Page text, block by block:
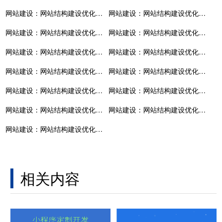
网站建设：网站结构建设优化有哪些方式
网站建设：网站结构建设优化有哪些方式
网站建设：网站结构建设优化有哪些方式
网站建设：网站结构建设优化有哪些方式
网站建设：网站结构建设优化有哪些方式
网站建设：网站结构建设优化有哪些方式
网站建设：网站结构建设优化有哪些方式
网站建设：网站结构建设优化有哪些方式
网站建设：网站结构建设优化有哪些方式
网站建设：网站结构建设优化有哪些方式
网站建设：网站结构建设优化有哪些方式
网站建设：网站结构建设优化有哪些方式
网站建设：网站结构建设优化有哪些方式
相关内容